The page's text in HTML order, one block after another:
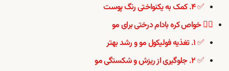
✅ ۴. کمک به یکنواختی رنگ پوست
💇‍♀️ خواص کره بادام درختی برای مو
✅ ۱. تغذیه فولیکول مو و رشد بهتر
✅ ۲. جلوگیری از ریزش و شکستگی مو